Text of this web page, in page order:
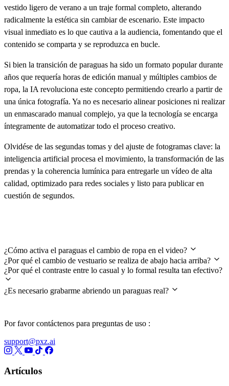
vestido ligero de verano a un traje formal completo, alterando
radicalmente la estética sin cambiar de escenario. Este impacto
visual inmediato es lo que cautiva a la audiencia, fomentando que el
contenido se comparta y se reproduzca en bucle.
Si bien la transición de paraguas ha sido un formato popular durante
años que requería horas de edición manual y múltiples cambios de
ropa, la IA revoluciona este concepto permitiendo crearlo a partir de
una única fotografía. Ya no es necesario alinear posiciones ni realizar
un enmascarado manual complejo, ya que la tecnología se encarga
íntegramente de automatizar todo el proceso creativo.
Olvidése de las segundas tomas y del ajuste de fotogramas clave: la
inteligencia artificial procesa el movimiento, la transformación de las
prendas y la coherencia lumínica para entregarle un vídeo de alta
calidad, optimizado para redes sociales y listo para publicar en
cuestión de segundos.
¿Cómo activa el paraguas el cambio de ropa en el video?
¿Por qué el cambio de vestuario se realiza de abajo hacia arriba?
¿Por qué el contraste entre lo casual y lo formal resulta tan efectivo?
¿Es necesario grabarme abriendo un paraguas real?
Por favor contáctenos para preguntas de uso :
support@pxz.ai
Artículos